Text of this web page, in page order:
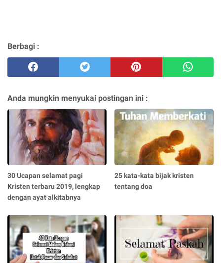
Berbagi :
Anda mungkin menyukai postingan ini :
30 Ucapan selamat pagi
Kristen terbaru 2019, lengkap
dengan ayat alkitabnya
25 kata-kata bijak kristen
tentang doa